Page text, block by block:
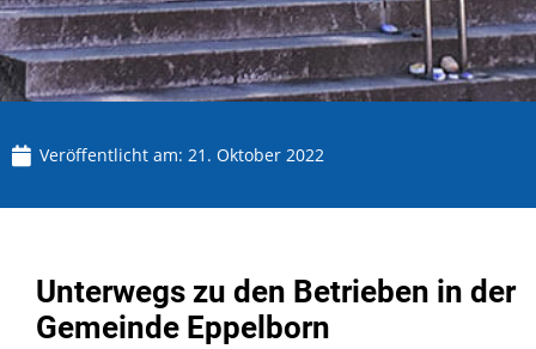
Veröffentlicht am: 21. Oktober 2022
Unterwegs zu den Betrieben in der
Gemeinde Eppelborn